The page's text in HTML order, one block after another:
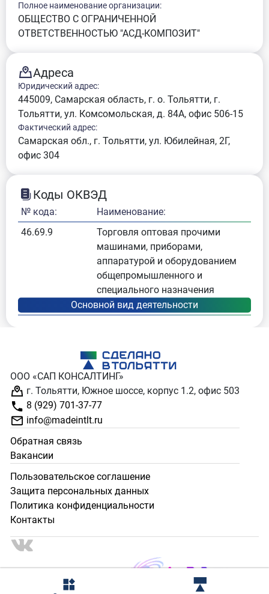
Полное наименование организации:
ОБЩЕСТВО С ОГРАНИЧЕННОЙ
ОТВЕТСТВЕННОСТЬЮ "АСД-КОМПОЗИТ"
Адреса
Юридический адрес:
445009, Самарская область, г. о. Тольятти, г.
Тольятти, ул. Комсомольская, д. 84А, офис 506-15
Фактический адрес:
Самарская обл., г. Тольятти, ул. Юбилейная, 2Г,
офис 304
Коды ОКВЭД
№ кода:
Наименование:
46.69.9
Торговля оптовая прочими
машинами, приборами,
аппаратурой и оборудованием
общепромышленного и
специального назначения
ООО «САП КОНСАЛТИНГ»
г. Тольятти, Южное шоссе, корпус 1.2, офис 503
8 (929) 701-37-77
info@madeintlt.ru
Обратная связь
Вакансии
Пользовательское соглашение
Защита персональных данных
Политика конфиденциальности
Контакты